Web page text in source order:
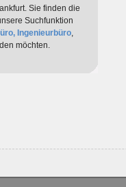
Sie finden die
Suchfunktion
Ingenieurbüro,
möchten.